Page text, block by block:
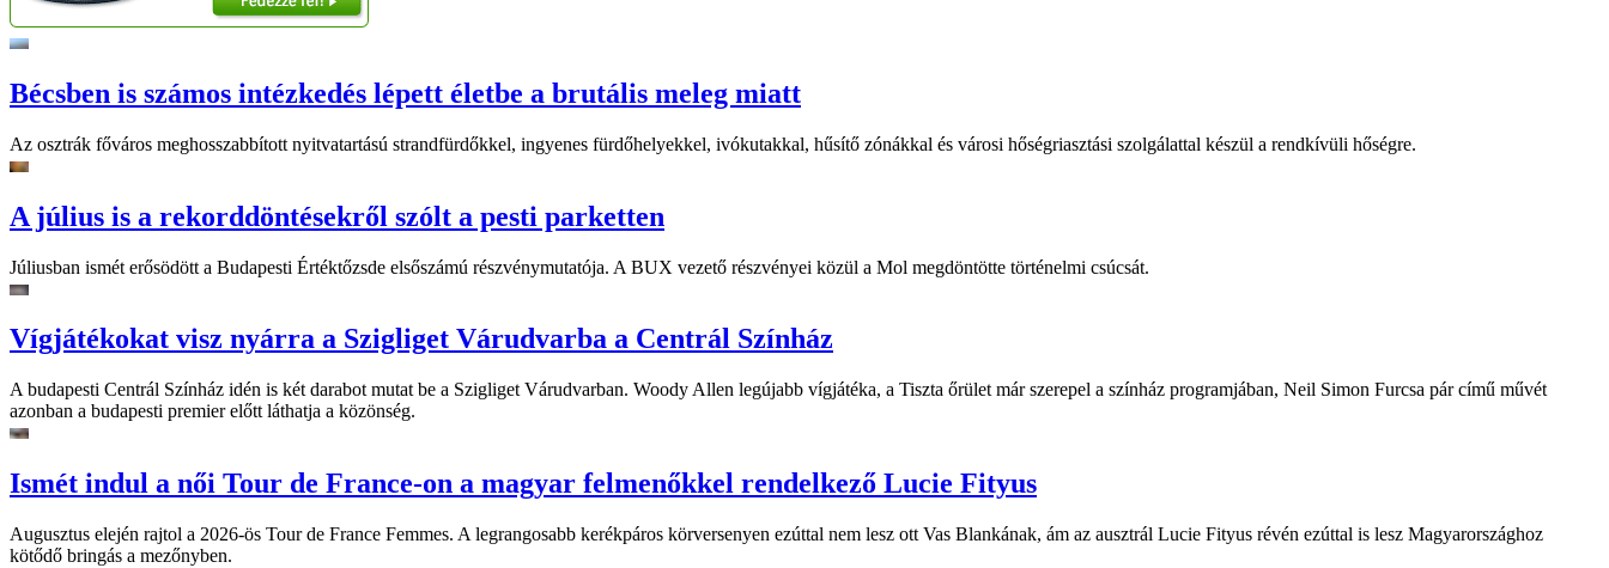
Bécsben is számos intézkedés lépett életbe a brutális meleg miatt
Az osztrák főváros meghosszabbított nyitvatartású strandfürdőkkel, ingyenes fürdőhelyekkel, ivókutakkal, hűsítő zónákkal és városi hőségriasztási szolgálattal készül a rendkívüli hőségre.
A július is a rekorddöntésekről szólt a pesti parketten
Júliusban ismét erősödött a Budapesti Értéktőzsde elsőszámú részvénymutatója. A BUX vezető részvényei közül a Mol megdöntötte történelmi csúcsát.
Vígjátékokat visz nyárra a Szigliget Várudvarba a Centrál Színház
A budapesti Centrál Színház idén is két darabot mutat be a Szigliget Várudvarban. Woody Allen legújabb vígjátéka, a Tiszta őrület már szerepel a színház programjában, Neil Simon Furcsa pár című művét
azonban a budapesti premier előtt láthatja a közönség.
Ismét indul a női Tour de France-on a magyar felmenőkkel rendelkező Lucie Fityus
Augusztus elején rajtol a 2026-ös Tour de France Femmes. A legrangosabb kerékpáros körversenyen ezúttal nem lesz ott Vas Blankának, ám az ausztrál Lucie Fityus révén ezúttal is lesz Magyarországhoz
kötődő bringás a mezőnyben.